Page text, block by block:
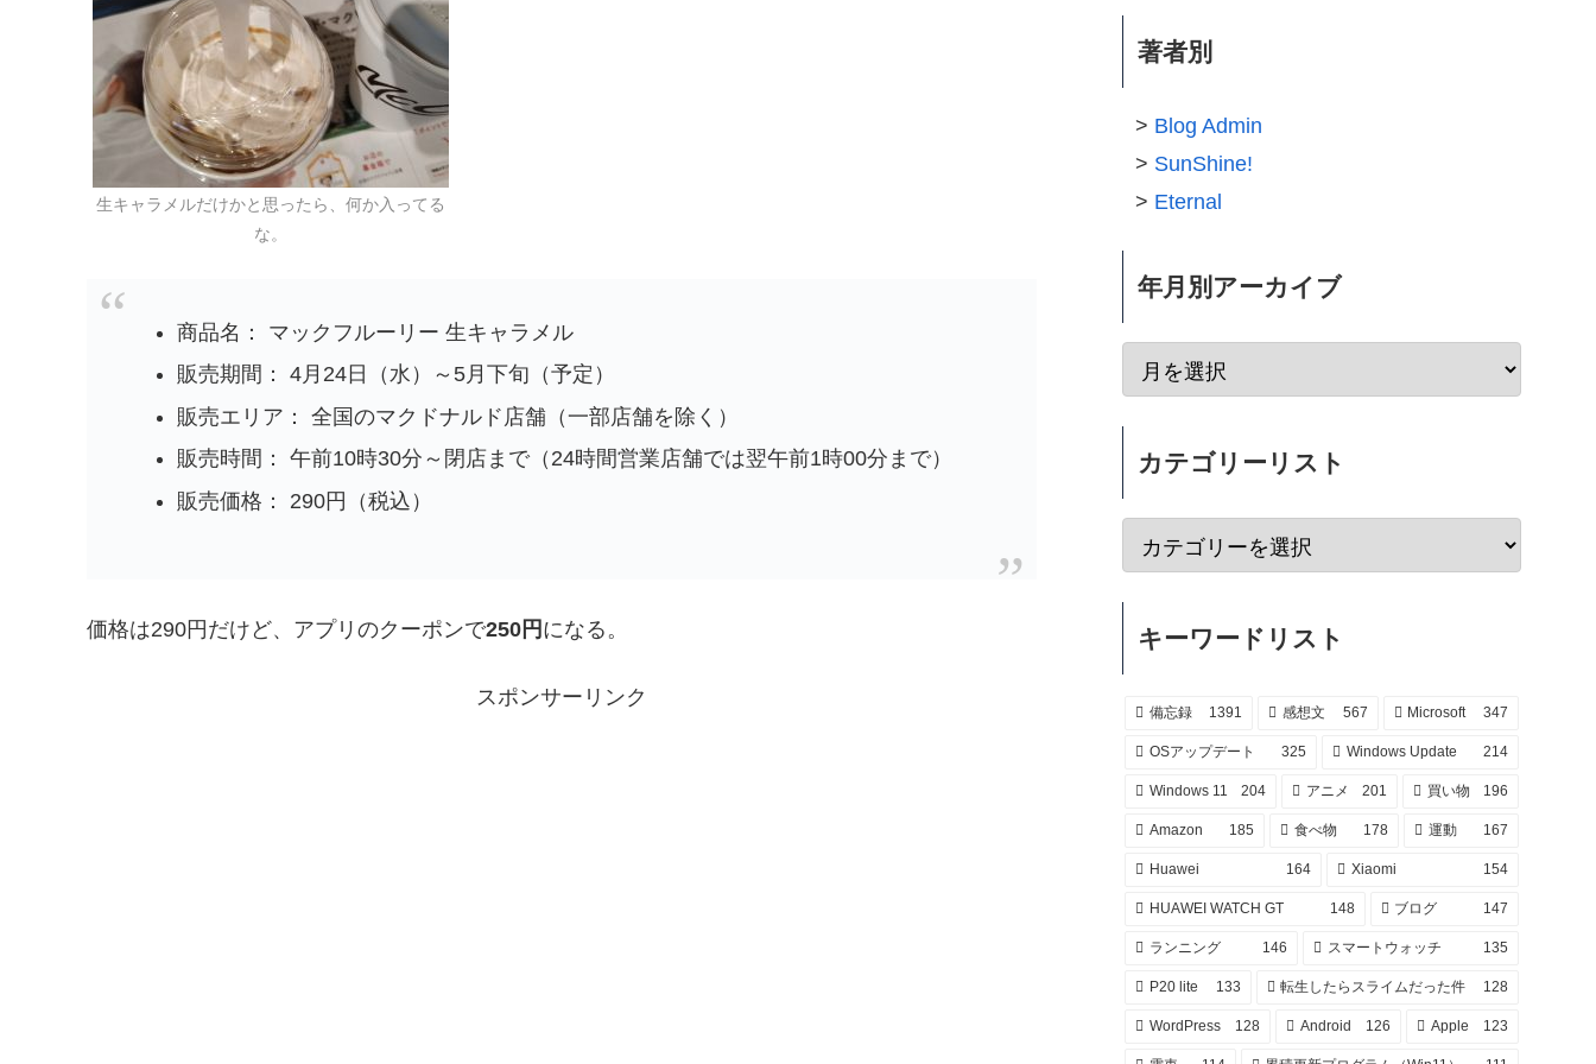
生キャラメルだけかと思ったら、何か入ってる
な。
商品名： マックフルーリー 生キャラメル
販売期間： 4月24日（水）～5月下旬（予定）
販売エリア： 全国のマクドナルド店舗（一部店舗を除く）
販売時間： 午前10時30分～閉店まで（24時間営業店舗では翌午前1時00分まで）
販売価格： 290円（税込）
価格は290円だけど、アプリのクーポンで250円 になる。
スポンサーリンク
著者別
Blog Admin
SunShine!
Eternal
年月別アーカイブ
カテゴリーリスト
キーワードリスト
備忘録 1391 感想文 567 Microsoft 347
OSアップデート 325 Windows Update 214
Windows 11 204 アニメ 201 買い物 196
Amazon 185 食べ物 178 運動 167
Huawei 164 Xiaomi 154
HUAWEI WATCH GT 148 ブログ 147
ランニング 146 スマートウォッチ 135
P20 lite 133 転生したらスライムだった件 128
WordPress 128 Android 126 Apple 123